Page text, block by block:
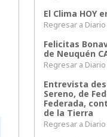
El Clima HOY
Regresar a
Felicitas
de Neuquén
Regresar a
Entrevista
Sereno, de
Federada,
de la Tierra
Regresar a